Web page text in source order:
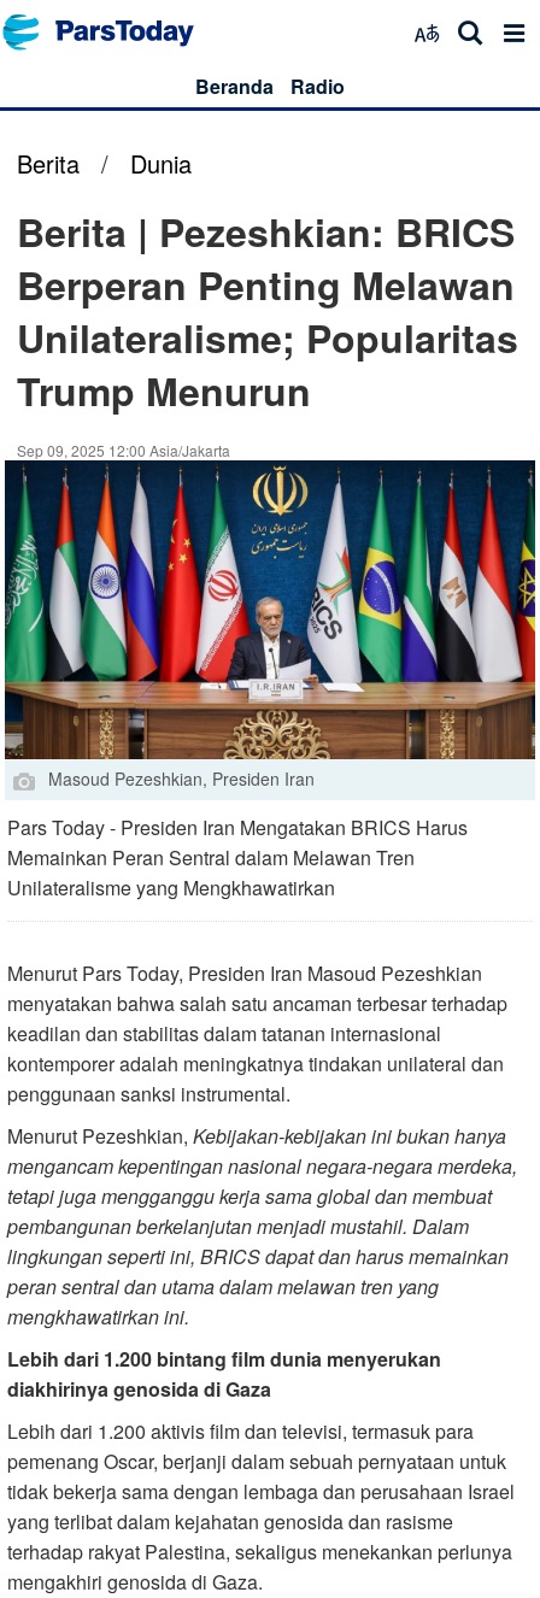
Beranda Radio
Berita / Dunia
Berita | Pezeshkian: BRICS
Berperan Penting Melawan
Unilateralisme; Popularitas
Trump Menurun
Sep 09, 2025 12:00 Asia/Jakarta
Masoud Pezeshkian, Presiden Iran
Pars Today - Presiden Iran Mengatakan BRICS Harus
Memainkan Peran Sentral dalam Melawan Tren
Unilateralisme yang Mengkhawatirkan
Menurut Pars Today, Presiden Iran Masoud Pezeshkian
menyatakan bahwa salah satu ancaman terbesar terhadap
keadilan dan stabilitas dalam tatanan internasional
kontemporer adalah meningkatnya tindakan unilateral dan
penggunaan sanksi instrumental.
Menurut Pezeshkian, Kebijakan-kebijakan ini bukan hanya
mengancam kepentingan nasional negara-negara merdeka,
tetapi juga mengganggu kerja sama global dan membuat
pembangunan berkelanjutan menjadi mustahil. Dalam
lingkungan seperti ini, BRICS dapat dan harus memainkan
peran sentral dan utama dalam melawan tren yang
mengkhawatirkan ini.
Lebih dari 1.200 bintang film dunia menyerukan
diakhirinya genosida di Gaza
Lebih dari 1.200 aktivis film dan televisi, termasuk para
pemenang Oscar, berjanji dalam sebuah pernyataan untuk
tidak bekerja sama dengan lembaga dan perusahaan Israel
yang terlibat dalam kejahatan genosida dan rasisme
terhadap rakyat Palestina, sekaligus menekankan perlunya
mengakhiri genosida di Gaza.